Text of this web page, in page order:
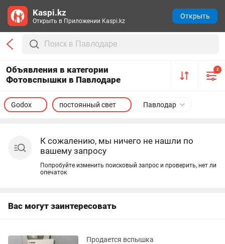
Объявления в категории
Фотовспышки в Павлодаре
2
Павлодар
Godox постоянный свет
К сожалению, мы ничего не нашли по
вашему запросу
Попробуйте изменить поисковый запрос и проверить, нет ли
опечаток
Вас могут заинтересовать
Продается вспышка
Kaspi.kz
Открыть в Приложении Kaspi.kz
Открыть